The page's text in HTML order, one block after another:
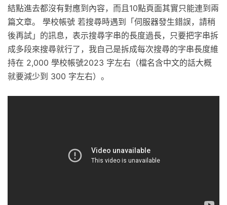
結點進去都沒有對應到內容，而且10點頁面其實只能連到兩
篇文章。 學校帳號 若搜尋時遇到「伺服器發生錯誤，請稍
後再試」的訊息，表示搜尋字串的長度過長，只要把字串拆
成多段來搜尋就行了，我自己是拆成每次搜尋的字串長度維
持在 2,000 學校帳號2023 字左右（檔名含中文的話大概
就要減少到 300 字左右）。